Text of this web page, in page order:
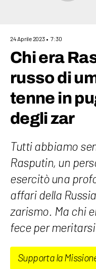
24 Aprile 2023 7:30
Chi era
russo di
tenne in
degli zar
Tutti abbiamo
Rasputin, un
esercitò una
affari della
zarismo. Ma chi
fece per
Supporta la